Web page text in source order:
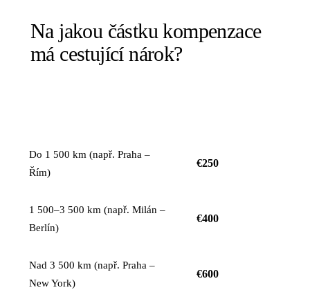
Na jakou částku kompenzace
má cestující nárok?
Do 1 500 km (např. Praha –
Řím)
€250
1 500–3 500 km (např. Milán –
Berlín)
€400
Nad 3 500 km (např. Praha –
New York)
€600